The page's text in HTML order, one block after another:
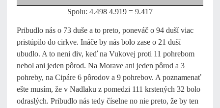
Spolu: 4.498 4.919 = 9.417
Pribudlo nás o 73 duše a to preto, poneváč o 94 duší viac
pristúpilo do cirkve. Ináče by nás bolo zase o 21 duší
ubudlo. A to neni div, keď na Vukovej proti 11 pohrebom
nebol ani jeden pôrod. Na Morave ani jeden pôrod a 3
pohreby, na Cipáre 6 pôrodov a 9 pohrebov. A poznamenať
ešte musím, že v Nadlaku z pomedzi 111 krstených 32 bolo
odraslých. Pribudlo nás tedy číselne no nie preto, že by ten